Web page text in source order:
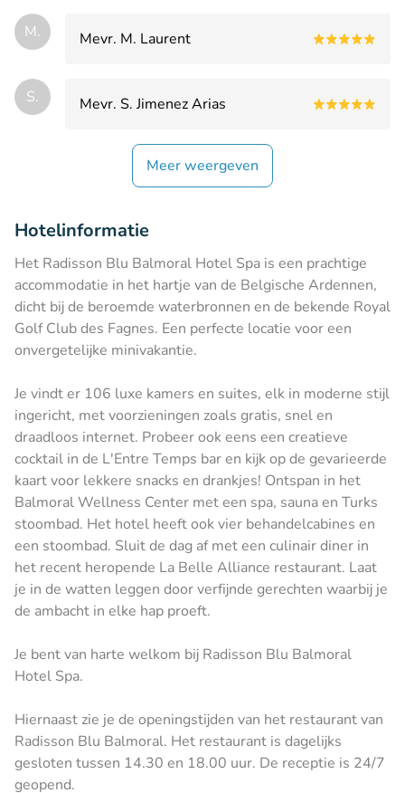
M. Mevr. M. Laurent
S. Mevr. S. Jimenez Arias
Meer weergeven
Hotelinformatie
Het Radisson Blu Balmoral Hotel Spa is een prachtige
accommodatie in het hartje van de Belgische Ardennen,
dicht bij de beroemde waterbronnen en de bekende Royal
Golf Club des Fagnes. Een perfecte locatie voor een
onvergetelijke minivakantie.
Je vindt er 106 luxe kamers en suites, elk in moderne stijl
ingericht, met voorzieningen zoals gratis, snel en
draadloos internet. Probeer ook eens een creatieve
cocktail in de L'Entre Temps bar en kijk op de gevarieerde
kaart voor lekkere snacks en drankjes! Ontspan in het
Balmoral Wellness Center met een spa, sauna en Turks
stoombad. Het hotel heeft ook vier behandelcabines en
een stoombad. Sluit de dag af met een culinair diner in
het recent heropende La Belle Alliance restaurant. Laat
je in de watten leggen door verfijnde gerechten waarbij je
de ambacht in elke hap proeft.
Je bent van harte welkom bij Radisson Blu Balmoral
Hotel Spa.
Hiernaast zie je de openingstijden van het restaurant van
Radisson Blu Balmoral. Het restaurant is dagelijks
gesloten tussen 14.30 en 18.00 uur. De receptie is 24/7
geopend.